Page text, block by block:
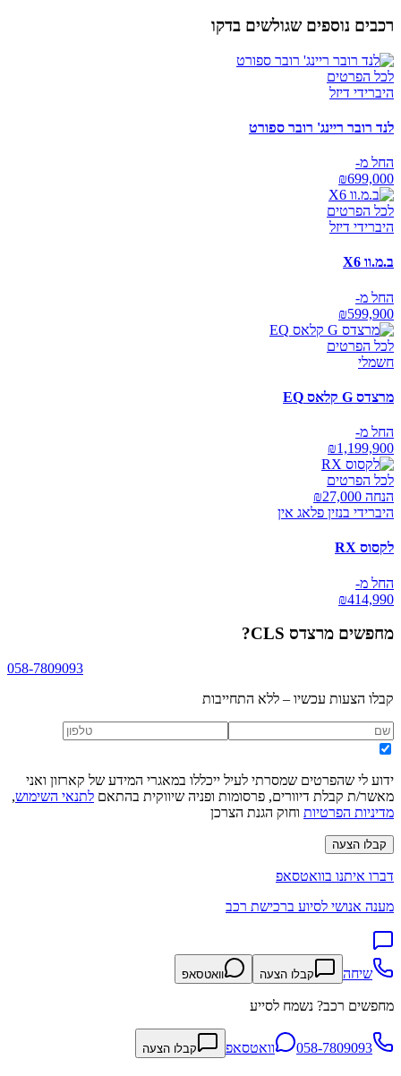
רכבים נוספים שגולשים בדקו
לכל הפרטים
היברידי דיזל
לנד רובר ריינג' רובר ספורט
החל מ-
₪699,000
לכל הפרטים
היברידי דיזל
ב.מ.וו X6
החל מ-
₪599,900
לכל הפרטים
חשמלי
מרצדס G קלאס EQ
החל מ-
₪1,199,900
לכל הפרטים
הנחה ₪ 27,000
היברידי בנזין פלאג אין
לקסוס RX
החל מ-
₪414,990
מחפשים מרצדס CLS ?
058-7809093
קבלו הצעות עכשיו – ללא התחייבות
ידוע לי שהפרטים שמסרתי לעיל ייכללו במאגרי המידע של קארזון ואני
מאשר/ת קבלת דיוורים, פרסומות ופניה שיווקית בהתאם לתנאי השימוש,
מדיניות הפרטיות וחוק הגנת הצרכן
קבלו הצעה
דברו איתנו בוואטסאפ
מענה אנושי לסיוע ברכישת רכב
שיחה קבלו הצעה וואטסאפ
מחפשים רכב? נשמח לסייע
058-7809093 וואטסאפ קבלו הצעה